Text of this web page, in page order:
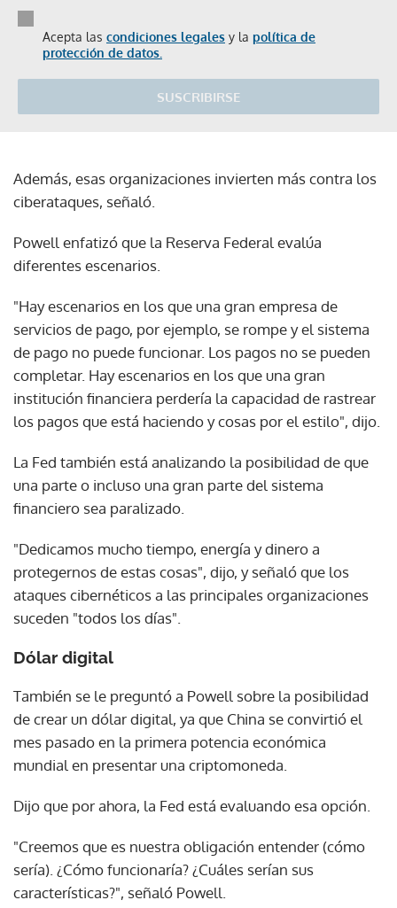
Acepta las condiciones legales y la política de
protección de datos.
SUSCRIBIRSE
Además, esas organizaciones invierten más contra los
ciberataques, señaló.
Powell enfatizó que la Reserva Federal evalúa
diferentes escenarios.
"Hay escenarios en los que una gran empresa de
servicios de pago, por ejemplo, se rompe y el sistema
de pago no puede funcionar. Los pagos no se pueden
completar. Hay escenarios en los que una gran
institución financiera perdería la capacidad de rastrear
los pagos que está haciendo y cosas por el estilo", dijo.
La Fed también está analizando la posibilidad de que
una parte o incluso una gran parte del sistema
financiero sea paralizado.
"Dedicamos mucho tiempo, energía y dinero a
protegernos de estas cosas", dijo, y señaló que los
ataques cibernéticos a las principales organizaciones
suceden "todos los días".
Dólar digital
También se le preguntó a Powell sobre la posibilidad
de crear un dólar digital, ya que China se convirtió el
mes pasado en la primera potencia económica
mundial en presentar una criptomoneda.
Dijo que por ahora, la Fed está evaluando esa opción.
"Creemos que es nuestra obligación entender (cómo
sería). ¿Cómo funcionaría? ¿Cuáles serían sus
características?", señaló Powell.